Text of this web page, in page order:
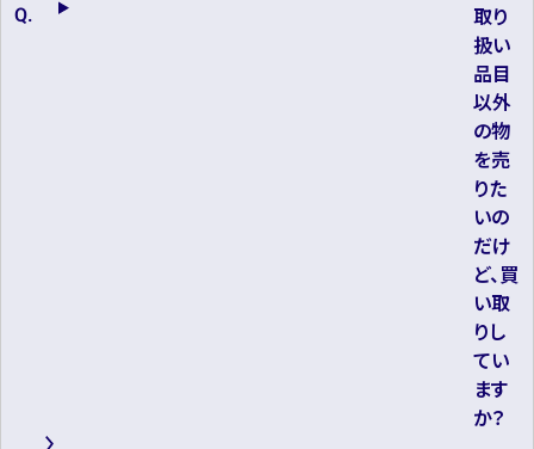
取り
扱い
品目
以外
の物
を売
りた
いの
だけ
ど、買
い取
りし
てい
ます
か？